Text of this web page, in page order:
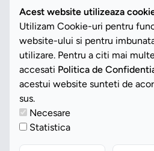
Politica de
Politica
ANPC
SOL
SAL
Vezi
Copyright ©2026 Romdidac SA.
Acest website utilizeaza
Utilizam Cookie-uri pentru
website-ului si pentru
utilizare. Pentru a citi mai
accesati Politica de
acestui website sunteti de
sus.
Necesare
Statistica